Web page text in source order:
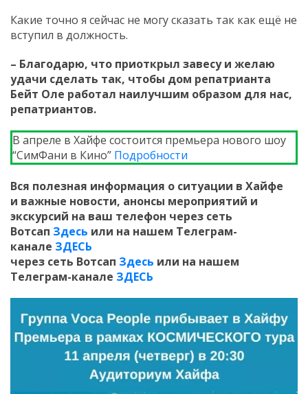
Какие точно я сейчас не могу сказать так как ещё не
вступил в должность.
– Благодарю, что приоткрыл завесу и желаю
удачи сделать так, чтобы дом репатрианта
Бейт Оле работал наилучшим образом для нас,
репатриантов.
В апреле в Хайфе состоится премьера нового шоу
“СимФани в Кино” Подробности
Вся полезная информация о ситуации в Хайфе
и важные новости, анонсы мероприятий и
экскурсий на ваш телефон через сеть
Вотсап Здесь или на нашем Телеграм-
канале ЗДЕСЬ
через сеть Вотсап Здесь или на нашем
Телеграм-канале ЗДЕСЬ